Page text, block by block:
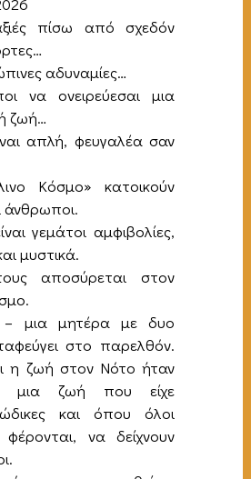
πίσω από σχεδόν
αδυναμίες…
να ονειρεύεσαι μια
ζωή…
απλή, φευγαλέα σαν
Κόσμο» κατοικούν
άνθρωποι.
γεμάτοι αμφιβολίες,
μυστικά.
αποσύρεται στον
μια μητέρα με δυο
στο παρελθόν.
η ζωή στον Νότο ήταν
μια ζωή που είχε
και όπου όλοι
να δείχνουν